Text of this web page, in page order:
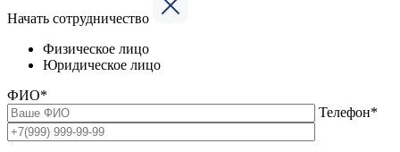
Начать сотрудничество
Физическое лицо
Юридическое лицо
ФИО*
Телефон*